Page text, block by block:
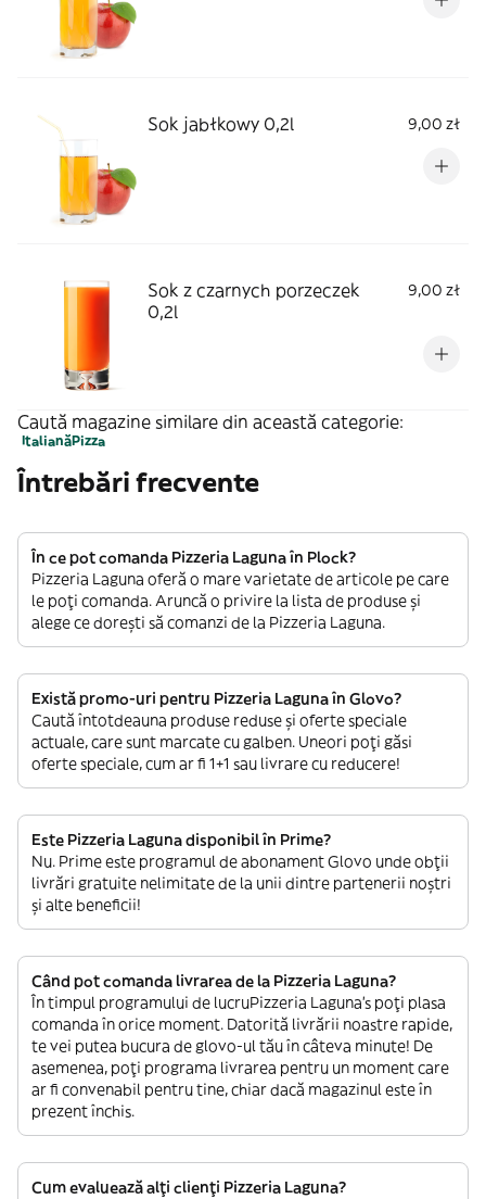
Sok jabłkowy 0,2l 9,00 zł
Sok z czarnych porzeczek
0,2l
9,00 zł
Caută magazine similare din această categorie:
ItalianăPizza
Întrebări frecvente
În ce pot comanda Pizzeria Laguna în Plock?
Pizzeria Laguna oferă o mare varietate de articole pe care
le poți comanda. Aruncă o privire la lista de produse și
alege ce dorești să comanzi de la Pizzeria Laguna.
Există promo-uri pentru Pizzeria Laguna în Glovo?
Caută întotdeauna produse reduse și oferte speciale
actuale, care sunt marcate cu galben. Uneori poți găsi
oferte speciale, cum ar fi 1+1 sau livrare cu reducere!
Este Pizzeria Laguna disponibil în Prime?
Nu. Prime este programul de abonament Glovo unde obții
livrări gratuite nelimitate de la unii dintre partenerii noștri
și alte beneficii!
Când pot comanda livrarea de la Pizzeria Laguna?
În timpul programului de lucruPizzeria Laguna’s poți plasa
comanda în orice moment. Datorită livrării noastre rapide,
te vei putea bucura de glovo-ul tău în câteva minute! De
asemenea, poți programa livrarea pentru un moment care
ar fi convenabil pentru tine, chiar dacă magazinul este în
prezent închis.
Cum evaluează alți clienți Pizzeria Laguna?